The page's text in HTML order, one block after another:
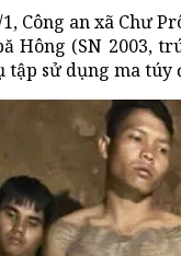
Công an xã Chư
Hông (SN 2003,
tập sử dụng ma túy